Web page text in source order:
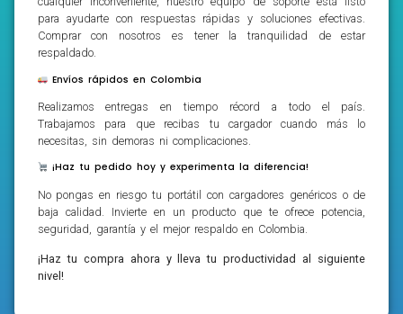
para ayudarte con respuestas rápidas y soluciones efectivas.
Comprar con nosotros es tener la tranquilidad de estar
respaldado.
Envíos rápidos en Colombia
Realizamos entregas en tiempo récord a todo el país.
Trabajamos para que recibas tu cargador cuando más lo
necesitas, sin demoras ni complicaciones.
¡Haz tu pedido hoy y experimenta la diferencia!
No pongas en riesgo tu portátil con cargadores genéricos o de
baja calidad. Invierte en un producto que te ofrece potencia,
seguridad, garantía y el mejor respaldo en Colombia.
¡Haz tu compra ahora y lleva tu productividad al siguiente
nivel!